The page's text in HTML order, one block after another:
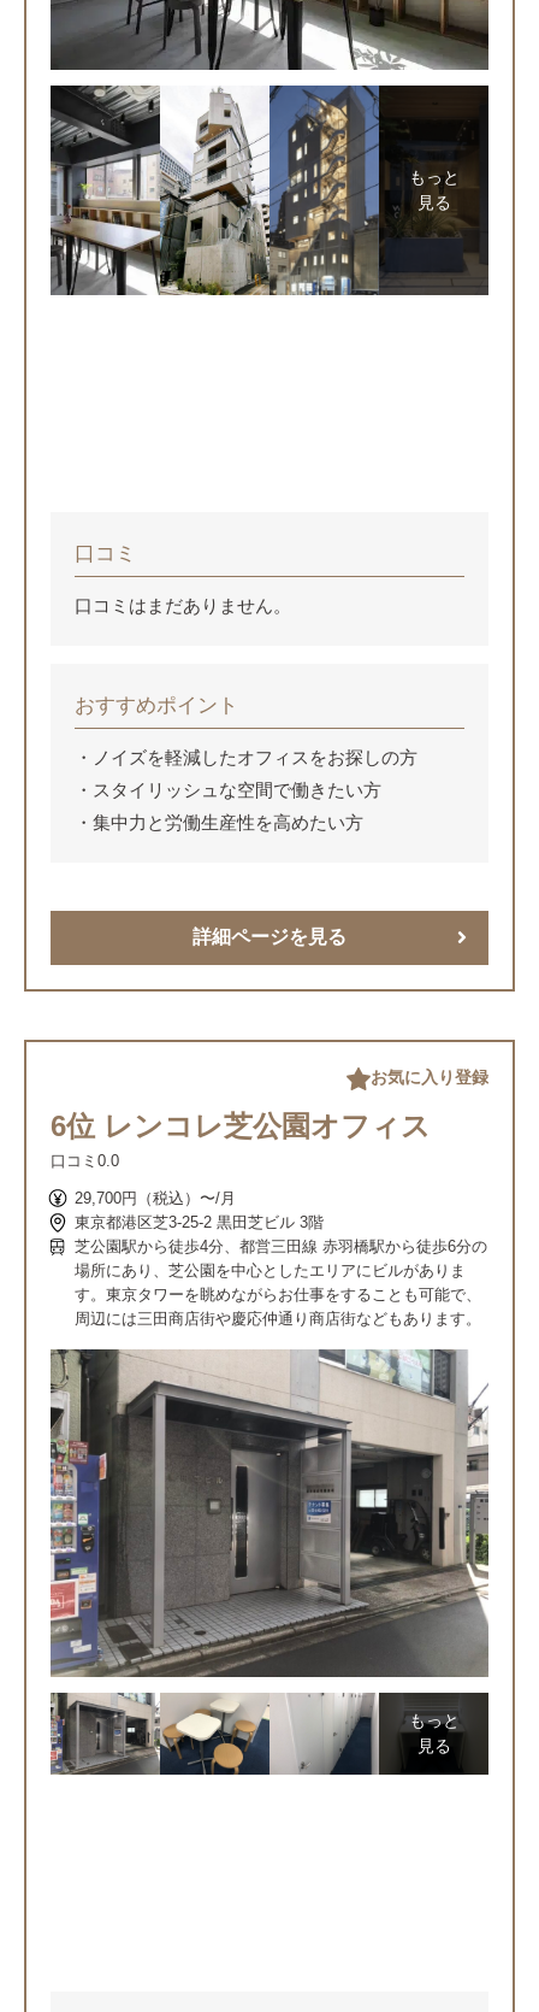
もっと
見る
口コミ
口コミはまだありません。
おすすめポイント
ノイズを軽減したオフィスをお探しの方
スタイリッシュな空間で働きたい方
集中力と労働生産性を高めたい方
詳細ページを見る
6位 レンコレ芝公園オフィス
口コミ 0.0
29,700円（税込）〜/月
東京都港区芝3-25-2 黒田芝ビル 3階
芝公園駅から徒歩4分、都営三田線 赤羽橋駅から徒歩6分の
場所にあり、芝公園を中心としたエリアにビルがありま
す。東京タワーを眺めながらお仕事をすることも可能で、
周辺には三田商店街や慶応仲通り商店街などもあります。
お気に入り登録
もっと
見る